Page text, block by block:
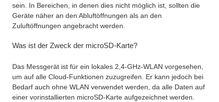
sein. In Bereichen, in denen dies nicht möglich ist, sollten die
Geräte näher an den Abluftöffnungen als an den
Zuluftöffnungen angebracht werden.
Was ist der Zweck der microSD-Karte?
Das Messgerät ist für ein lokales 2,4-GHz-WLAN vorgesehen,
um auf alle Cloud-Funktionen zuzugreifen. Er kann jedoch bei
Bedarf auch ohne WLAN verwendet werden, da alle Daten auf
einer vorinstallierten microSD-Karte aufgezeichnet werden.